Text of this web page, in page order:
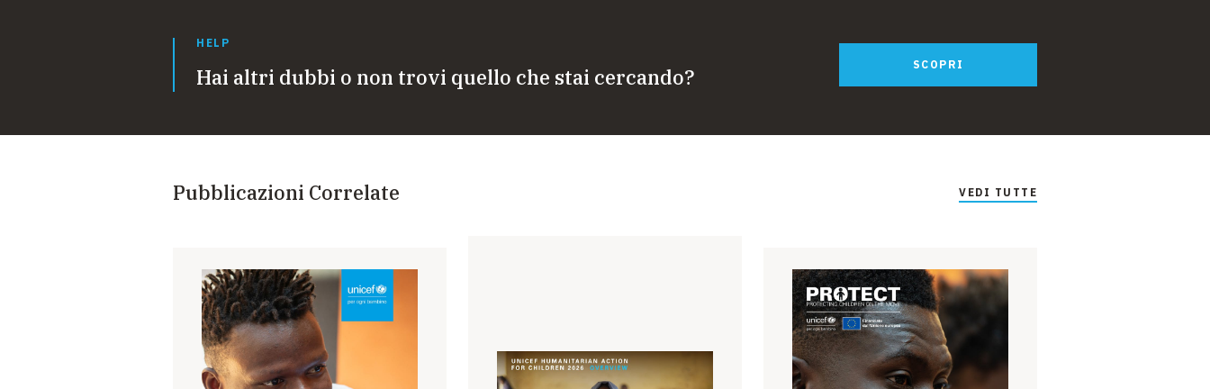
HELP
Hai altri dubbi o non trovi quello che stai cercando? SCOPRI
Pubblicazioni Correlate VEDI TUTTE